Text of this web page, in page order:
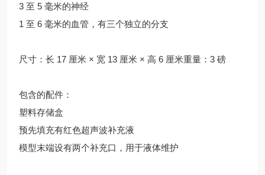
3 至 5 毫米的神经
1 至 6 毫米的血管，有三个独立的分支
尺寸：长 17 厘米 × 宽 13 厘米 × 高 6 厘米重量：3 磅
包含的配件：
塑料存储盒
预先填充有红色超声波补充液
模型末端设有两个补充口，用于液体维护